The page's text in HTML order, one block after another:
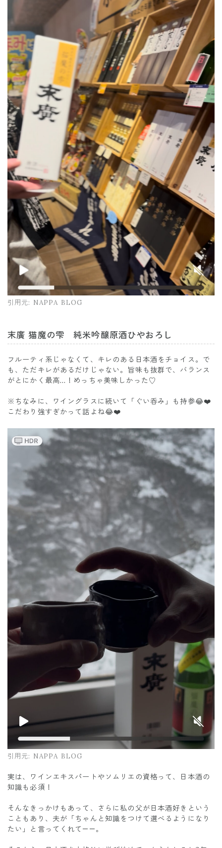
引用元: NAPPA BLOG
末廣 猫魔の雫 純米吟醸原酒ひやおろし
フルーティ系じゃなくて、キレのある日本酒をチョイス。で
も、ただキレがあるだけじゃない。旨味も抜群で、バランス
がとにかく最高…！めっちゃ美味しかった♡
※ちなみに、ワイングラスに続いて「ぐい呑み」も持参😂❤️
こだわり強すぎかって話よね😂❤️
引用元: NAPPA BLOG
実は、ワインエキスパートやソムリエの資格って、日本酒の
知識も必須！
そんなきっかけもあって、さらに私の父が日本酒好きという
こともあり、夫が「ちゃんと知識をつけて選べるようになり
たい」と言ってくれて——。